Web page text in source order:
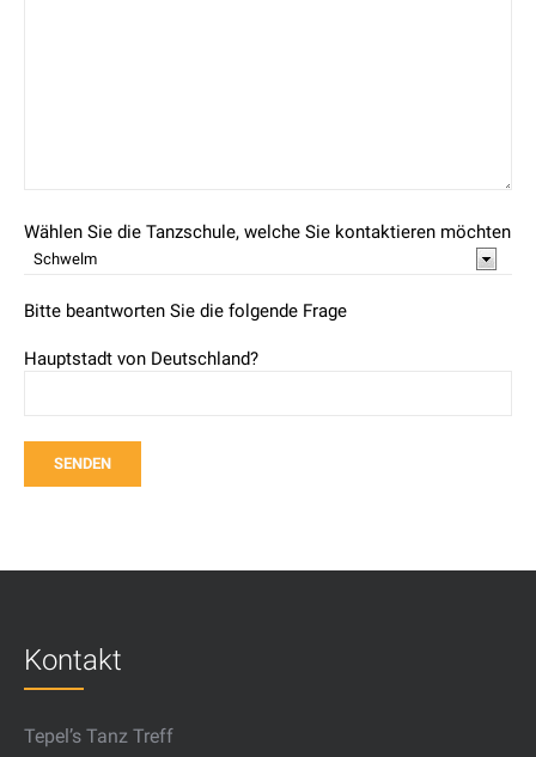
Wählen Sie die Tanzschule, welche Sie kontaktieren möchten
Bitte beantworten Sie die folgende Frage
Hauptstadt von Deutschland?
Kontakt
Tepel’s Tanz Treff